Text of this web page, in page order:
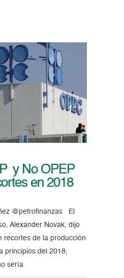
y No OPEP
en 2018
@petrofinanzas El
Alexander Novak, dijo
recortes de la producción
principios del 2018,
sería